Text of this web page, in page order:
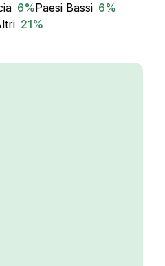
6%Paesi Bassi 6%
21%